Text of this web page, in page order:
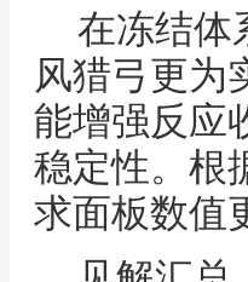
在冻结体
风猎弓更为
能增强反应
稳定性。根
求面板数值